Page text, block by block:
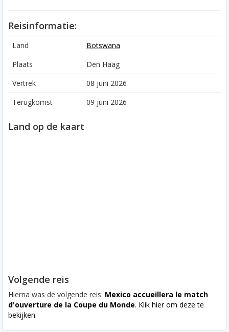
Reisinformatie:
Land
Botswana
Plaats
Den Haag
Vertrek
08 juni 2026
Terugkomst
09 juni 2026
Land op de kaart
Volgende reis
Hierna was de volgende reis: Mexico accueillera le match
d'ouverture de la Coupe du Monde. Klik hier om deze te
bekijken.